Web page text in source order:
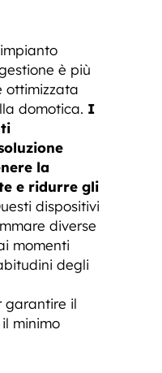
è più
ottimizzata
domotica. I
la
e ridurre gli
dispositivi
diverse
momenti
degli
garantire il
minimo